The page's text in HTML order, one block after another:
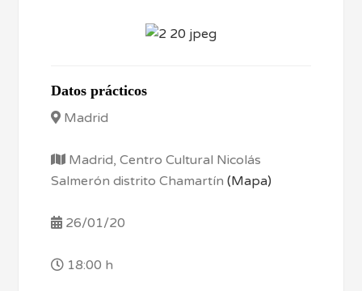
Datos prácticos
Madrid
Madrid, Centro Cultural Nicolás
Salmerón distrito Chamartín(Mapa)
26/01/20
18:00 h